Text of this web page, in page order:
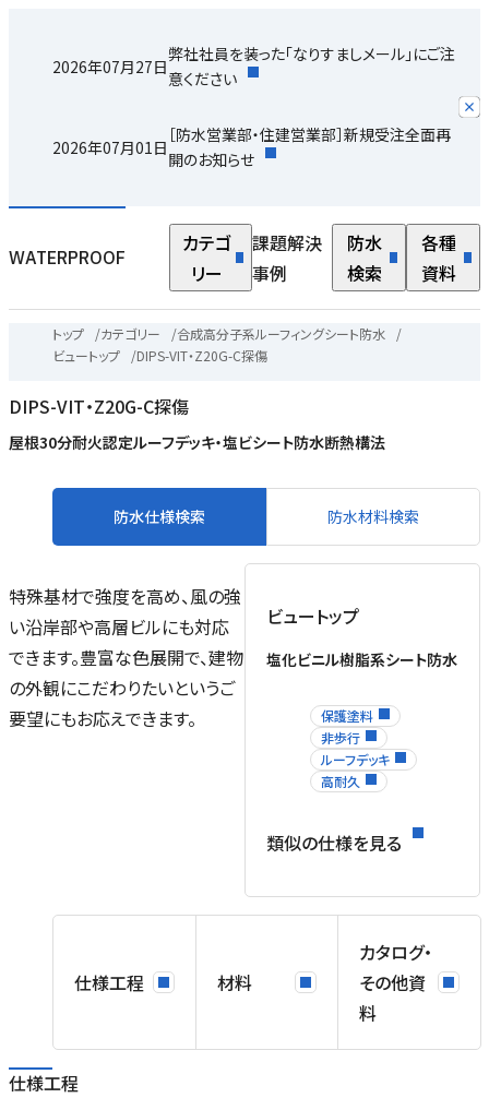
2026年07月27日
弊社社員を装った「なりすましメール」にご注
意ください
2026年07月01日
［防水営業部・住建営業部］新規受注全面再
開のお知らせ
WATERPROOF
カテゴ
リー
課題解決
事例
防水
検索
各種
資料
トップ /カテゴリー /合成高分子系ルーフィングシート防水
/
ビュートップ
/DIPS-VIT・Z20G-C探傷
DIPS-VIT・Z20G-C探傷
屋根30分耐火認定ルーフデッキ・塩ビシート防水断熱構法
防水仕様検索 防水材料検索
特殊基材で強度を高め、風の強
い沿岸部や高層ビルにも対応
できます。豊富な色展開で、建物
の外観にこだわりたいというご
要望にもお応えできます。
ビュートップ
塩化ビニル樹脂系シート防水
保護塗料
非歩行
ルーフデッキ
高耐久
類似の仕様を見る
仕様工程 材料
カタログ・
その他資
料
仕様工程